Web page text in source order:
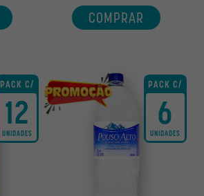
COMPRAR
PACK C/
12
UNIDADES
PACK C/
6
UNIDADES